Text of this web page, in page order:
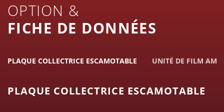
OPTION &
FICHE DE DONNÉES
PLAQUE COLLECTRICE ESCAMOTABLE UNITÉ DE FILM
PLAQUE COLLECTRICE ESCAMOTABLE